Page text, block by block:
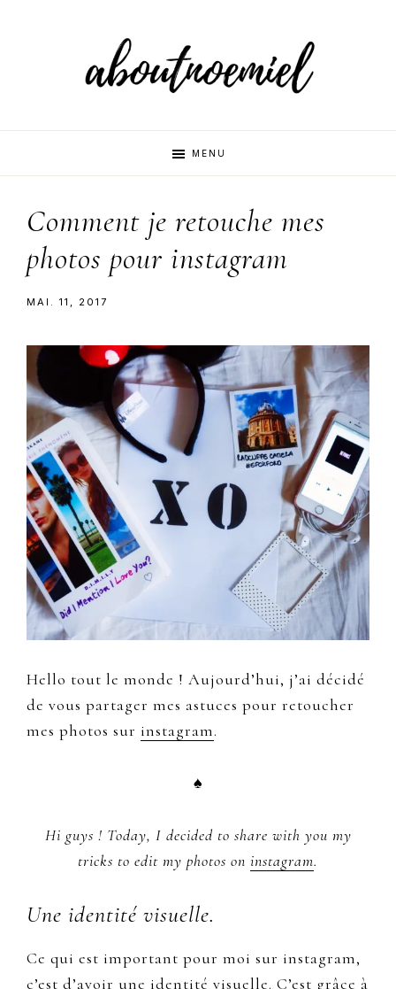
Lifestyle
MENU
Comment je retouche mes
photos pour instagram
MAI. 11, 2017
Hello tout le monde ! Aujourd’hui, j’ai décidé
de vous partager mes astuces pour retoucher
mes photos sur instagram.
♠
Hi guys ! Today, I decided to share with you my
tricks to edit my photos on instagram.
Une identité visuelle.
Ce qui est important pour moi sur instagram,
c’est d’avoir une identité visuelle. C’est grâce à